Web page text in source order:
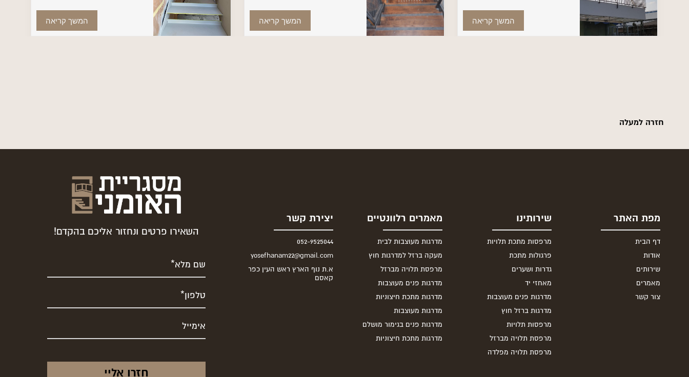
המשך קריאה המשך קריאה המשך קריאה
חזרה למעלה
מפת האתר
דף הבית
אודות
שירותים
מאמרים
צור קשר
שירותינו
מרפסות מתכת תלויות
פרגולות מתכת
גדרות ושערים
מאחזי יד
מדרגות פנים מעוצבות
מדרגות ברזל חוץ
מרפסות תלויות
מרפסת תלויה מברזל
מרפסת תלויה מפלדה
מאמרים רלוונטיים
מדרגות מעוצבות לבית
מעקה ברזל למדרגות חוץ
מרפסת תלויה מברזל
מדרגות פנים מעוצבות
מדרגות מתכת חיצוניות
מדרגות מעוצבות
מדרגות פנים בגימור מושלם
מדרגות מתכת חיצוניות
יצירת קשר
052-9525044
yosefhanam22@gmail.com
א.ת נוף הארץ ראש העין כפר
קאסם
השאירו פרטים ונחזור אליכם בהקדם!